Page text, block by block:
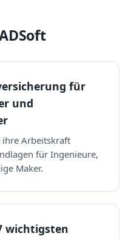
für
und
ihre Arbeitskraft
für Ingenieure,
Maker.
wichtigsten